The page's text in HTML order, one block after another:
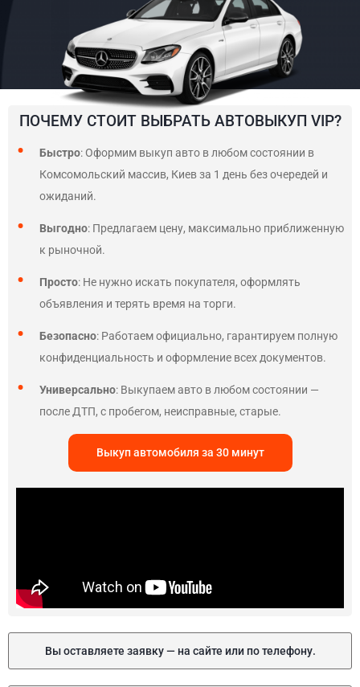
ПОЧЕМУ СТОИТ ВЫБРАТЬ АВТОВЫКУП VIP?
Быстро: Оформим выкуп авто в любом состоянии в
Комсомольский массив, Киев за 1 день без очередей и
ожиданий.
Выгодно: Предлагаем цену, максимально приближенную
к рыночной.
Просто: Не нужно искать покупателя, оформлять
объявления и терять время на торги.
Безопасно: Работаем официально, гарантируем полную
конфиденциальность и оформление всех документов.
Универсально: Выкупаем авто в любом состоянии —
после ДТП, с пробегом, неисправные, старые.
Выкуп автомобиля за 30 минут
Вы оставляете заявку — на сайте или по телефону.